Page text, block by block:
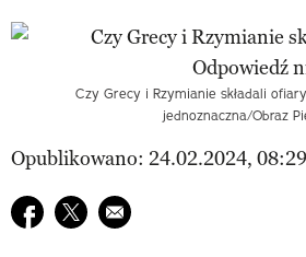
Czy Grecy i Rzymianie składali
jednoznaczna/Obraz
Opublikowano: 24.02.2024, 08:29
Udostępnij na facebook
Udostępnij na twitter
E-mail do przyjaciela